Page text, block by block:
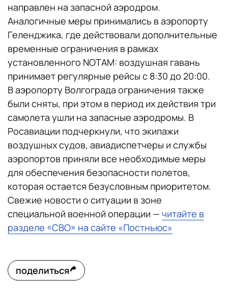
направлен на запасной аэродром.
Аналогичные меры принимались в аэропорту
Геленджика, где действовали дополнительные
временные ограничения в рамках
установленного NOTAM: воздушная гавань
принимает регулярные рейсы с 8:30 до 20:00.
В аэропорту Волгограда ограничения также
были сняты, при этом в период их действия три
самолета ушли на запасные аэродромы. В
Росавиации подчеркнули, что экипажи
воздушных судов, авиадиспетчеры и службы
аэропортов приняли все необходимые меры
для обеспечения безопасности полетов,
которая остается безусловным приоритетом.
Свежие новости о ситуации в зоне
специальной военной операции — читайте в
разделе «СВО» на сайте «Постньюс»
поделиться